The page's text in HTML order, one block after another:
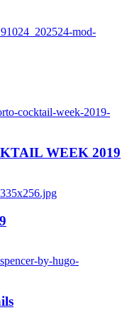
mod-
cocktail-week-2019-
WEEK 2019
by-hugo-